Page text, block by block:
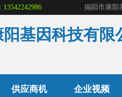
基因科技有限
供应商机 企业视频